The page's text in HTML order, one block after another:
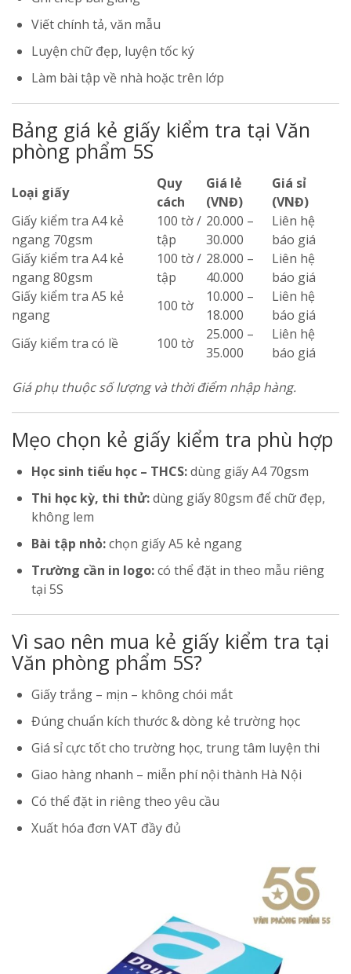
Viết chính tả, văn mẫu
Luyện chữ đẹp, luyện tốc ký
Làm bài tập về nhà hoặc trên lớp
Bảng giá kẻ giấy kiểm tra tại Văn
phòng phẩm 5S
Loại giấy
Quy
cách
Giá lẻ
(VNĐ)
Giá sỉ
(VNĐ)
Giấy kiểm tra A4 kẻ
ngang 70gsm
100 tờ /
tập
20.000 –
30.000
Liên hệ
báo giá
Giấy kiểm tra A4 kẻ
ngang 80gsm
100 tờ /
tập
28.000 –
40.000
Liên hệ
báo giá
Giấy kiểm tra A5 kẻ
ngang
100 tờ
10.000 –
18.000
Liên hệ
báo giá
Giấy kiểm tra có lề
100 tờ
25.000 –
35.000
Liên hệ
báo giá
Giá phụ thuộc số lượng và thời điểm nhập hàng.
Mẹo chọn kẻ giấy kiểm tra phù hợp
Học sinh tiểu học – THCS:dùng giấy A4 70gsm
Thi học kỳ, thi thử:dùng giấy 80gsm để chữ đẹp,
không lem
Bài tập nhỏ:chọn giấy A5 kẻ ngang
Trường cần in logo:có thể đặt in theo mẫu riêng
tại 5S
Vì sao nên mua kẻ giấy kiểm tra tại
Văn phòng phẩm 5S?
Giấy trắng – mịn – không chói mắt
Đúng chuẩn kích thước & dòng kẻ trường học
Giá sỉ cực tốt cho trường học, trung tâm luyện thi
Giao hàng nhanh – miễn phí nội thành Hà Nội
Có thể đặt in riêng theo yêu cầu
Xuất hóa đơn VAT đầy đủ